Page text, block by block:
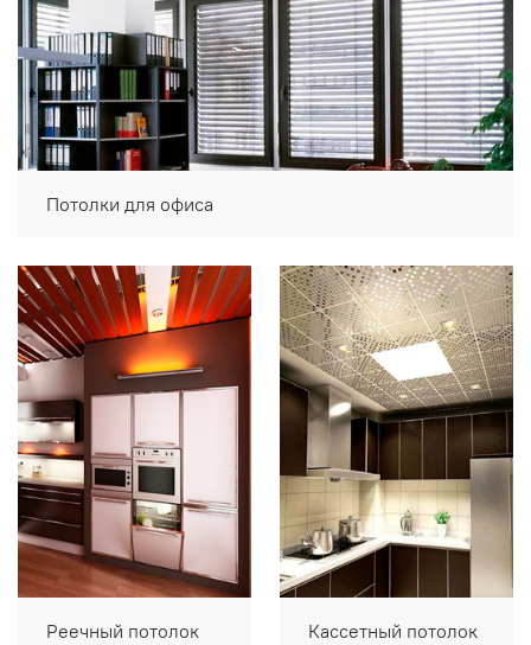
Потолки для офиса
Реечный потолок Кассетный потолок